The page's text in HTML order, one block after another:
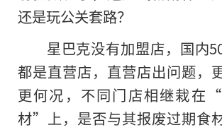
还是玩公关套路？
星巴克没有加盟店，国内
都是直营店，直营店出问题，
更何况，不同门店相继栽在
材”上，是否与其报废过期食